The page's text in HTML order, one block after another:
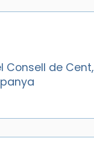
Consell de Cent,